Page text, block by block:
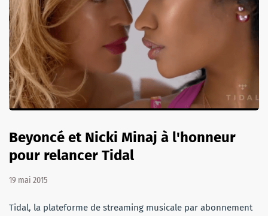
Beyoncé et Nicki Minaj à l'honneur
pour relancer Tidal
19 mai 2015
Tidal, la plateforme de streaming musicale par abonnement